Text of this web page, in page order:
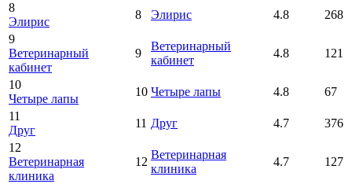
8
Элирис
8 Элирис 4.8
268
9
Ветеринарный
кабинет
9
Ветеринарный
кабинет
4.8 121
10
Четыре лапы
10 Четыре лапы 4.8
67
11
Друг
11 Друг 4.7
376
12
Ветеринарная
клиника
12
Ветеринарная
клиника
4.7 127